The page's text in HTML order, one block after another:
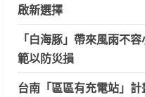
啟新選擇
「白海豚」帶來風雨不
範以防災損
台南「區區有充電站」